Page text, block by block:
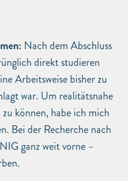
Nach dem Abschluss
direkt studieren
Arbeitsweise bisher zu
war. Um realitätsnahe
können, habe ich mich
Bei der Recherche nach
ganz weit vorne –